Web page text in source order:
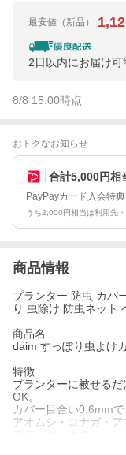
最安値 （新品）
2日以内にお届け可
8/8 15:00時点
おトクなお知らせ
合計5,000円相
PayPayカード入会特
うち2,000円相当は利用先
商品情報
プランター 防虫 カバ
り 虫除け 防虫ネット
商品名
daim すっぽり虫よけ
特徴
プランターに被せる
OK。
カバー目合い0.6mmで
アオムシ・コナガ・